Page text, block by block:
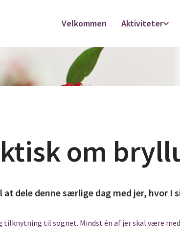
Velkommen Aktiviteter
om
dele denne særlige dag med jer, hvor I
tilknytning til sognet. Mindst én af jer skal være